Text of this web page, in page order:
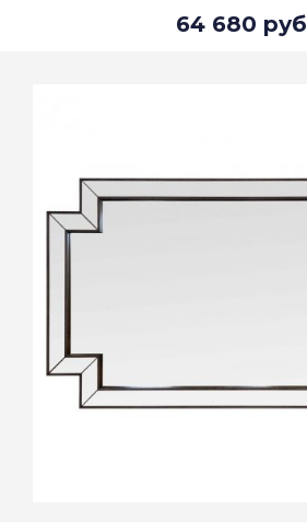
64 680 руб